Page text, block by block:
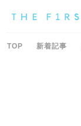
TOP 新着記事